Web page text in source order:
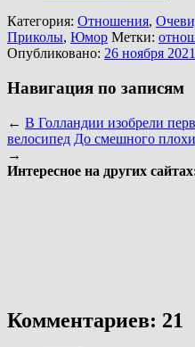
Категория: Отношения,
Приколы, Юмор Метки:
Опубликовано: 26 ноября 2021
Навигация по записям
← В Голландии изобрели
велосипед До смешного
→
Интересное на других
Комментариев: 21